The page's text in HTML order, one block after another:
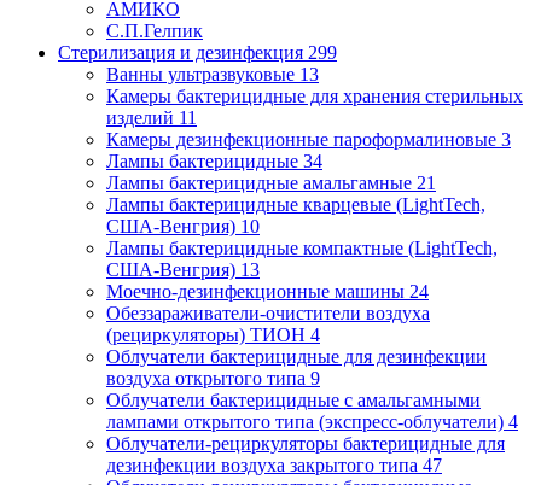
АМИКО
С.П.Гелпик
Стерилизация и дезинфекция 299
Ванны ультразвуковые 13
Камеры бактерицидные для хранения стерильных
изделий 11
Камеры дезинфекционные пароформалиновые 3
Лампы бактерицидные 34
Лампы бактерицидные амальгамные 21
Лампы бактерицидные кварцевые (LightTech,
США-Венгрия) 10
Лампы бактерицидные компактные (LightTech,
США-Венгрия) 13
Моечно-дезинфекционные машины 24
Обеззараживатели-очистители воздуха
(рециркуляторы) ТИОН 4
Облучатели бактерицидные для дезинфекции
воздуха открытого типа 9
Облучатели бактерицидные с амальгамными
лампами открытого типа (экспресс-облучатели) 4
Облучатели-рециркуляторы бактерицидные для
дезинфекции воздуха закрытого типа 47